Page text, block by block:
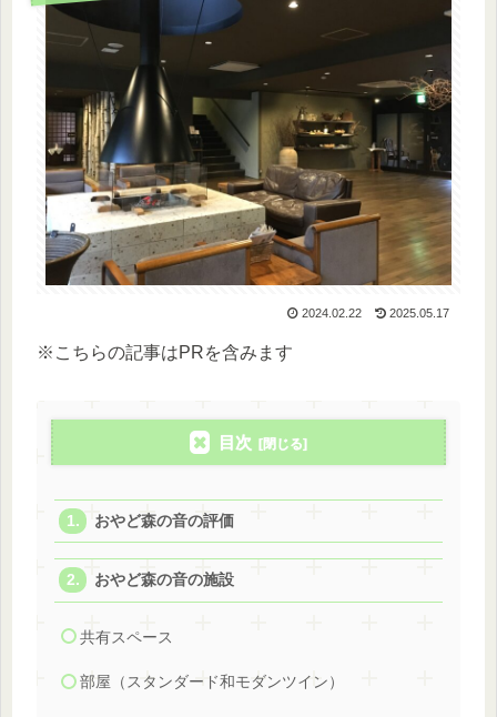
2024.02.22 2025.05.17
※こちらの記事はPRを含みます
目次
おやど森の音の評価
おやど森の音の施設
共有スペース
部屋（スタンダード和モダンツイン）